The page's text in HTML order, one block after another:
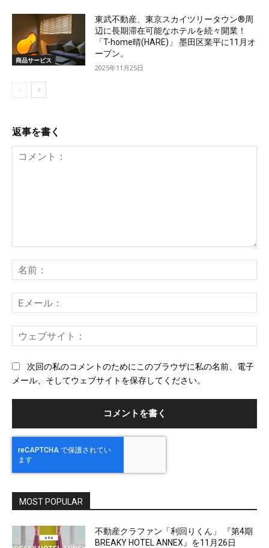
商品サービス
東武不動産、東京スカイツリータウン®周
辺に長期滞在可能なホテルを続々開業！
「T-home晴(HARE)」 墨田区業平に11月オ
ープン。
2025年11月25日
返事を書く
ン
ト：
前
メ
ー
ェ
次回の私のコメントのためにこのブラウザに私の名前、電子
メール、そしてウェブサイトを保存してください。
MOST POPULAR
不動産クラファン「利回りくん」 『第4期
BREAKY HOTEL ANNEX』を11月26日